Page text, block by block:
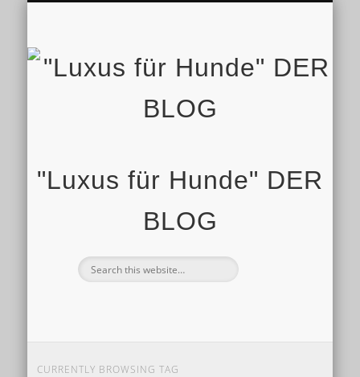
"Luxus für Hunde" DER
BLOG
CURRENTLY BROWSING TAG